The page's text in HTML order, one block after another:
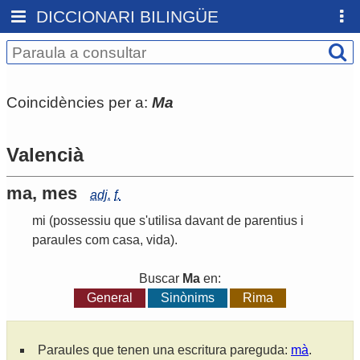
DICCIONARI BILINGÜE
Coincidències per a: Ma
Valencià
ma, mes adj. f.
mi (possessiu que s'utilisa davant de parentius i
paraules com casa, vida).
Buscar Ma en:
General
Sinònims Rima
Paraules que tenen una escritura pareguda: mà.